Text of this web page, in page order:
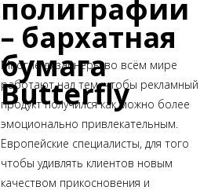
полиграфии
– бархатная
бумага
Butterfly
Многиедизайнеры во всём мире
работают над тем, чтобы рекламный
продукт получился как можно более
эмоционально привлекательным.
Европейские специалисты, для того
чтобы удивлять клиентов новым
качеством прикосновения и